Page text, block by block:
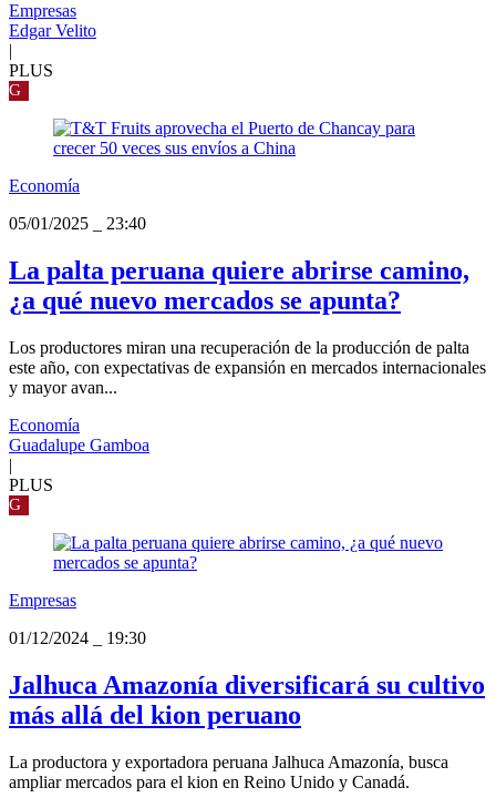
Empresas
Edgar Velito
|
PLUS
G
Economía
05/01/2025
23:40
La palta peruana quiere abrirse camino,
¿a qué nuevo mercados se apunta?
Los productores miran una recuperación de la producción de palta
este año, con expectativas de expansión en mercados internacionales
y mayor avan...
Economía
Guadalupe Gamboa
|
PLUS
G
Empresas
01/12/2024
19:30
Jalhuca Amazonía diversificará su cultivo
más allá del kion peruano
La productora y exportadora peruana Jalhuca Amazonía, busca
ampliar mercados para el kion en Reino Unido y Canadá.